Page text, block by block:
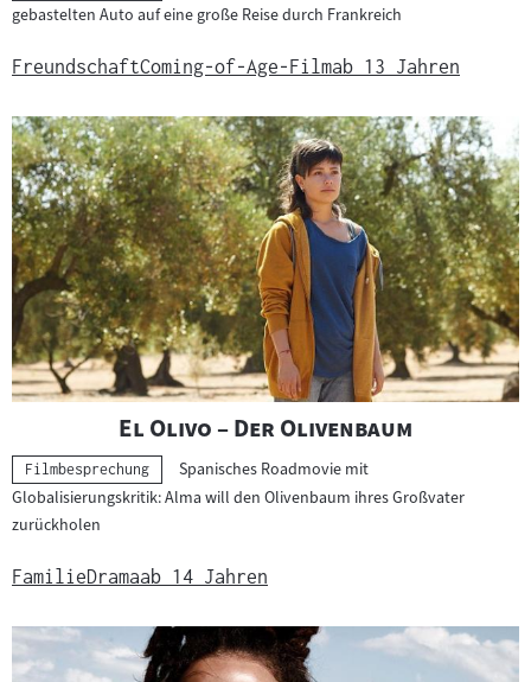
gebastelten Auto auf eine große Reise durch Frankreich
FreundschaftComing-of-Age-Filmab 13 Jahren
"
El Olivo – Der Olivenbaum
Kategorie:
Filmbesprechung
Spanisches Roadmovie mit
Globalisierungskritik: Alma will den Olivenbaum ihres Großvater
zurückholen
FamilieDramaab 14 Jahren